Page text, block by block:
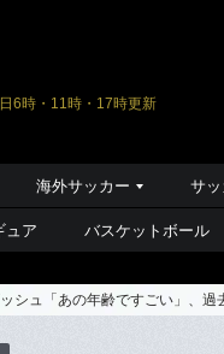
6時・11時・17時更新
海外サッカー サ
ュア バスケットボール
ュ「あの年齢ですごい」、過